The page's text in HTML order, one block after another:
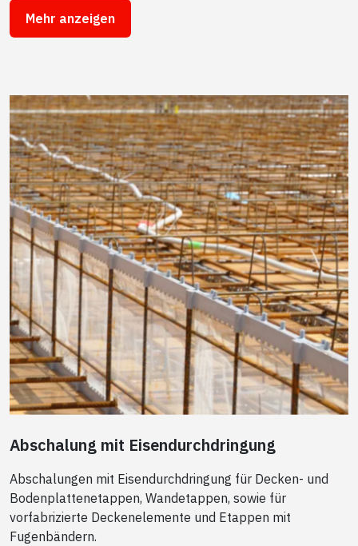
Mehr anzeigen
Abschalung mit Eisendurchdringung
Abschalungen mit Eisendurchdringung für Decken- und
Bodenplattenetappen, Wandetappen, sowie für
vorfabrizierte Deckenelemente und Etappen mit
Fugenbändern.